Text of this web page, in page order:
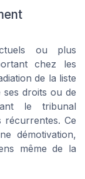
ou plus
chez les
de la liste
ses droits ou de
le tribunal
récurrentes. Ce
démotivation,
même de la